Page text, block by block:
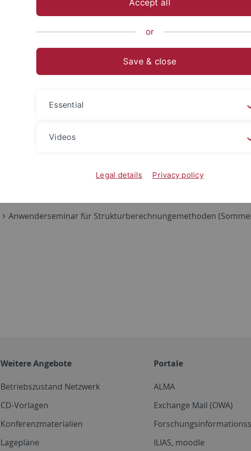
Lehrveranstaltungen
Organische Experimentalchemie II
(Sommersemester 2002)
Faszinierende Chemie Berichte aus
Anwenderseminar für Strukturberechnungemethoden
Weitere Angebote
Betriebszustand Netzwerk
CD-Vorlagen
Konferenzmaterialien
Lagepläne
Portale
ALMA
Exchange Mail (OWA)
ILIAS, moodle
Accept all
or
Save & close
Essential
Videos
Legal details Privacy policy